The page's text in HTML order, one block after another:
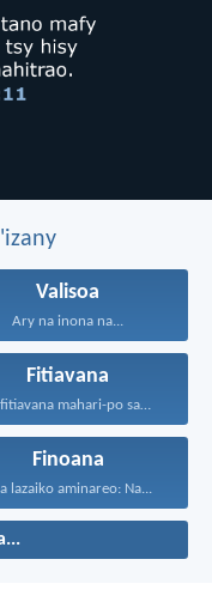
Valisoa
Ary na inona na...
Fitiavana
Ny fitiavana mahari-po sady...
Finoana
lazaiko aminareo: Na...